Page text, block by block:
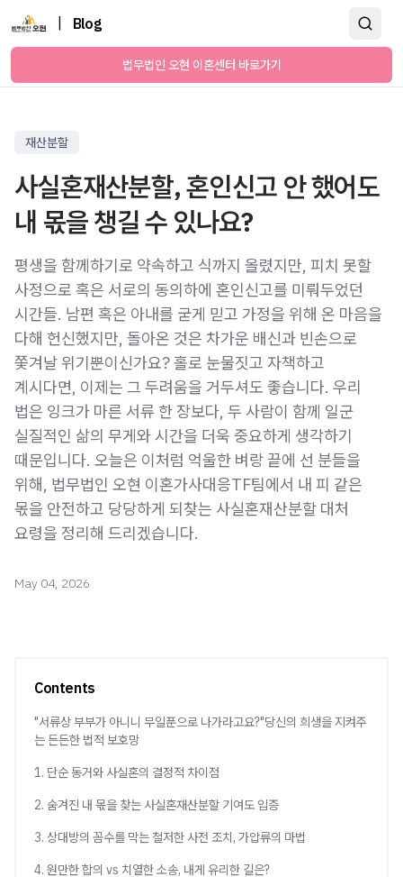
Blog
법무법인 오현 이혼센터 바로가기
재산분할
사실혼재산분할, 혼인신고 안 했어도
내 몫을 챙길 수 있나요?
평생을 함께하기로 약속하고 식까지 올렸지만, 피치 못할
사정으로 혹은 서로의 동의하에 혼인신고를 미뤄두었던
시간들. 남편 혹은 아내를 굳게 믿고 가정을 위해 온 마음을
다해 헌신했지만, 돌아온 것은 차가운 배신과 빈손으로
쫓겨날 위기뿐이신가요? 홀로 눈물짓고 자책하고
계시다면, 이제는 그 두려움을 거두셔도 좋습니다. 우리
법은 잉크가 마른 서류 한 장보다, 두 사람이 함께 일군
실질적인 삶의 무게와 시간을 더욱 중요하게 생각하기
때문입니다. 오늘은 이처럼 억울한 벼랑 끝에 선 분들을
위해, 법무법인 오현 이혼가사대응TF팀에서 내 피 같은
몫을 안전하고 당당하게 되찾는 사실혼재산분할 대처
요령을 정리해 드리겠습니다.
May 04, 2026
Contents
"서류상 부부가 아니니 무일푼으로 나가라고요?"당신의 희생을 지켜주
는 든든한 법적 보호망
1. 단순 동거와 사실혼의 결정적 차이점
2. 숨겨진 내 몫을 찾는 사실혼재산분할 기여도 입증
3. 상대방의 꼼수를 막는 철저한 사전 조치, 가압류의 마법
4. 원만한 합의 vs 치열한 소송, 내게 유리한 길은?